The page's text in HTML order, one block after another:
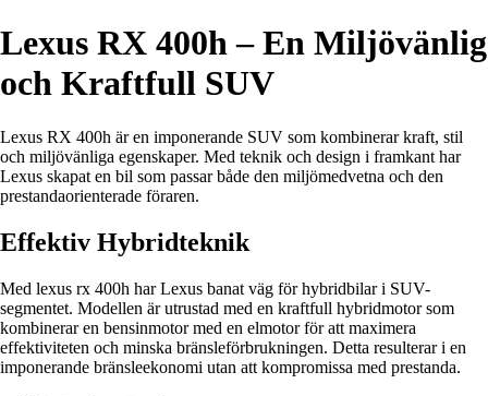
Lexus RX 400h – En Miljövänlig
och Kraftfull SUV
Lexus RX 400h är en imponerande SUV som kombinerar kraft, stil
och miljövänliga egenskaper. Med teknik och design i framkant har
Lexus skapat en bil som passar både den miljömedvetna och den
prestandaorienterade föraren.
Effektiv Hybridteknik
Med lexus rx 400h har Lexus banat väg för hybridbilar i SUV-
segmentet. Modellen är utrustad med en kraftfull hybridmotor som
kombinerar en bensinmotor med en elmotor för att maximera
effektiviteten och minska bränsleförbrukningen. Detta resulterar i en
imponerande bränsleekonomi utan att kompromissa med prestanda.